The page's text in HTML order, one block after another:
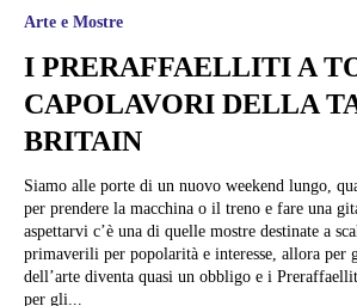
Arte e Mostre
I PRERAFFAELLITI A
CAPOLAVORI DELLA
BRITAIN
Siamo alle porte di un nuovo weekend lungo,
per prendere la macchina o il treno e fare una
aspettarvi c’è una di quelle mostre destinate a
primaverili per popolarità e interesse, allora per
dell’arte diventa quasi un obbligo e i
per gli...